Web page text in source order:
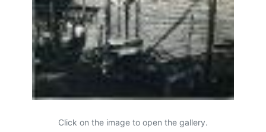
Click on the image to open the gallery.